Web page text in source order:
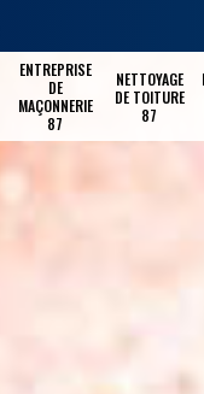
ENTREPRISE
DE
MAÇONNERIE
87
NETTOYAGE
DE TOITURE
87